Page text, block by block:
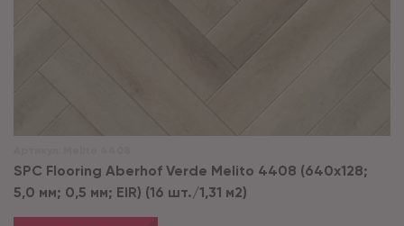
SPC Flooring Aberhof Verde Melito 4408 (640х128;
5,0 мм; 0,5 мм; EIR) (16 шт./1,31 м2)